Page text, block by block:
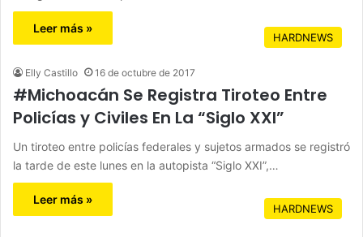
Leer más »
HARDNEWS
Elly Castillo 16 de octubre de 2017
#Michoacán Se Registra Tiroteo Entre
Policías y Civiles En La “Siglo XXI”
Un tiroteo entre policías federales y sujetos armados se registró
la tarde de este lunes en la autopista “Siglo XXI”,…
Leer más »
HARDNEWS